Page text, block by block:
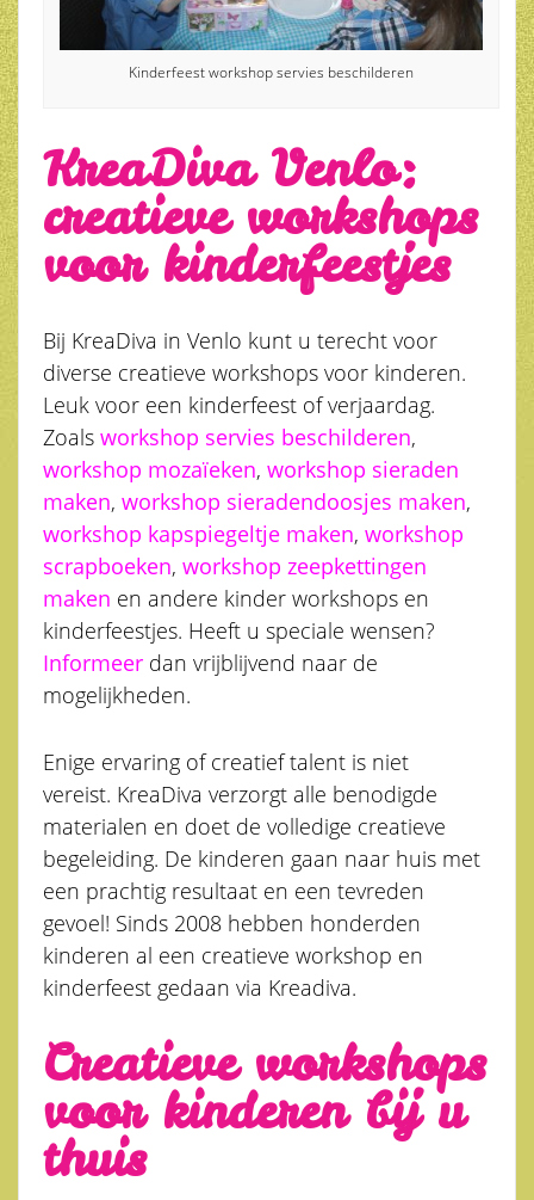
Kinderfeest workshop servies beschilderen
KreaDiva Venlo:
creatieve workshops
voor kinderfeestjes
Bij KreaDiva in Venlo kunt u terecht voor
diverse creatieve workshops voor kinderen.
Leuk voor een kinderfeest of verjaardag.
Zoals workshop servies beschilderen,
workshop mozaïeken, workshop sieraden
maken, workshop sieradendoosjes maken,
workshop kapspiegeltje maken, workshop
scrapboeken, workshop zeepkettingen
maken en andere kinder workshops en
kinderfeestjes. Heeft u speciale wensen?
Informeer dan vrijblijvend naar de
mogelijkheden.
Enige ervaring of creatief talent is niet
vereist. KreaDiva verzorgt alle benodigde
materialen en doet de volledige creatieve
begeleiding. De kinderen gaan naar huis met
een prachtig resultaat en een tevreden
gevoel! Sinds 2008 hebben honderden
kinderen al een creatieve workshop en
kinderfeest gedaan via Kreadiva.
Creatieve workshops
voor kinderen bij u
thuis